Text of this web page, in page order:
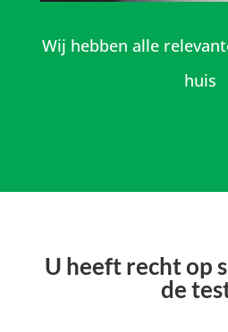
Wij hebben alle
huis
U heeft recht op
de